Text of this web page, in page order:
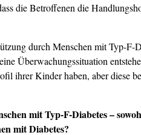
die Betroffenen die
durch Menschen mit Typ-F-
Überwachungssituation
ihrer Kinder haben, aber diese
mit Typ-F-Diabetes –
mit Diabetes?